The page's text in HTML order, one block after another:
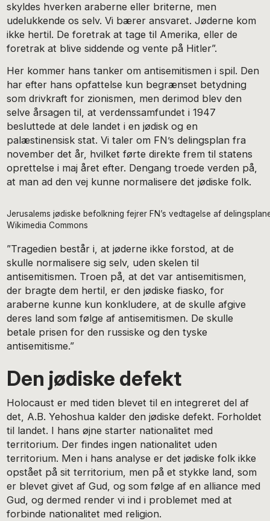
skyldes hverken araberne eller briterne, men
udelukkende os selv. Vi bærer ansvaret. Jøderne kom
ikke hertil. De foretrak at tage til Amerika, eller de
foretrak at blive siddende og vente på Hitler”.
Her kommer hans tanker om antisemitismen i spil. Den
har efter hans opfattelse kun begrænset betydning
som drivkraft for zionismen, men derimod blev den
selve årsagen til, at verdenssamfundet i 1947
besluttede at dele landet i en jødisk og en
palæstinensisk stat. Vi taler om FN’s delingsplan fra
november det år, hvilket førte direkte frem til statens
oprettelse i maj året efter. Dengang troede verden på,
at man ad den vej kunne normalisere det jødiske folk.
Jerusalems jødiske befolkning fejrer FN’s vedtagelse af
Wikimedia Commons
”Tragedien består i, at jøderne ikke forstod, at de
skulle normalisere sig selv, uden skelen til
antisemitismen. Troen på, at det var antisemitismen,
der bragte dem hertil, er den jødiske fiasko, for
araberne kunne kun konkludere, at de skulle afgive
deres land som følge af antisemitismen. De skulle
betale prisen for den russiske og den tyske
antisemitisme.”
Den jødiske defekt
Holocaust er med tiden blevet til en integreret del af
det, A.B. Yehoshua kalder den jødiske defekt. Forholdet
til landet. I hans øjne starter nationalitet med
territorium. Der findes ingen nationalitet uden
territorium. Men i hans analyse er det jødiske folk ikke
opstået på sit territorium, men på et stykke land, som
er blevet givet af Gud, og som følge af en alliance med
Gud, og dermed render vi ind i problemet med at
forbinde nationalitet med religion.